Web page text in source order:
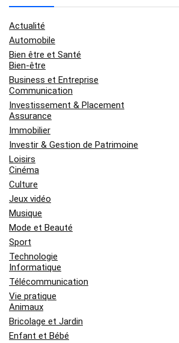
Actualité
Automobile
Bien être et Santé
Bien-être
Business et Entreprise
Communication
Investissement & Placement
Assurance
Immobilier
Investir & Gestion de Patrimoine
Loisirs
Cinéma
Culture
Jeux vidéo
Musique
Mode et Beauté
Sport
Technologie
Informatique
Télécommunication
Vie pratique
Animaux
Bricolage et Jardin
Enfant et Bébé